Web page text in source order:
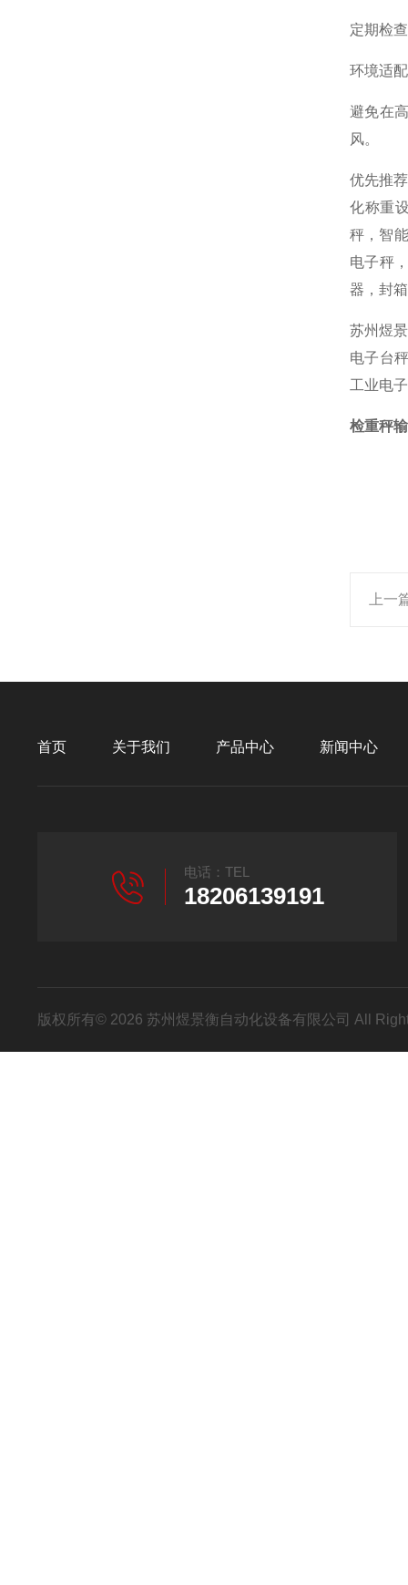
定期检
环境适配
避免在
风。
优先推
化称重
秤，智
电子秤
器，封
苏州煜
电子台
工业电
检重秤
上一
首页 关于我们 产品中心 新闻中心
电话：TEL
18206139191
版权所有© 2026 苏州煜景衡自动化设备有限公司 All